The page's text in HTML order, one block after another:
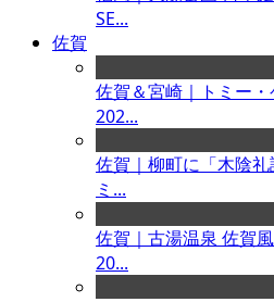
SE...
佐賀
佐賀＆宮崎｜トミー
202...
佐賀｜柳町に「木陰
ミ...
佐賀｜古湯温泉 佐賀
20...